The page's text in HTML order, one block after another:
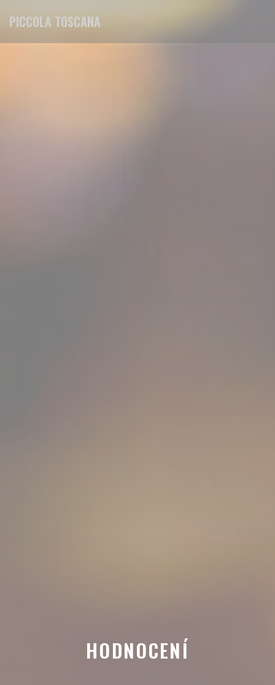
PICCOLA TOSCANA
HODNOCENÍ